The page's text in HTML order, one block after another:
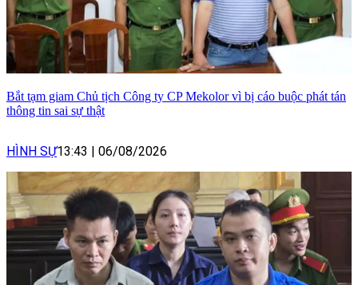
Bắt tạm giam Chủ tịch Công ty CP Mekolor vì bị cáo buộc phát tán
thông tin sai sự thật
HÌNH SỰ13:43 | 06/08/2026